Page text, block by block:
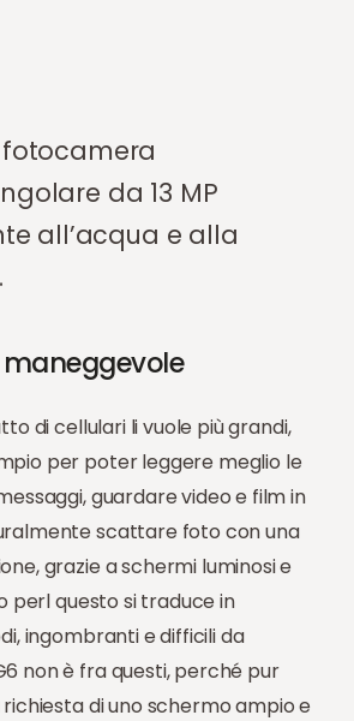
da 13 MP
all’acqua e alla
di cellulari li vuole più grandi,
per poter leggere meglio le
guardare video e film in
scattare foto con una
grazie a schermi luminosi e
perl questo si traduce in
ingombranti e difficili da
non è fra questi, perché pur
di uno schermo ampio e